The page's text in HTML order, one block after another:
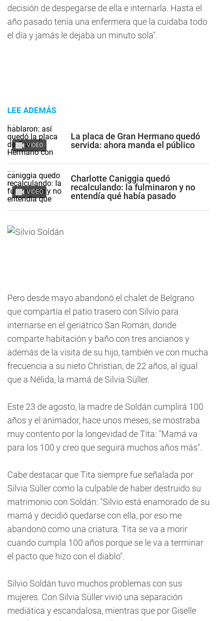
decisión de despegarse de ella e internarla. Hasta el
año pasado tenía una enfermera que la cuidaba todo
el día y jamás le dejaba un minuto sola".
LEE ADEMÁS
VIDEO
La placa de Gran Hermano quedó
servida: ahora manda el público
VIDEO
Charlotte Caniggia quedó
recalculando: la fulminaron y no
entendía qué había pasado
Pero desde mayo abandonó el chalet de Belgrano
que compartía el patio trasero con Silvio para
internarse en el geriátrico San Román, donde
comparte habitación y baño con tres ancianos y
además de la visita de su hijo, también ve con mucha
frecuencia a su nieto Christian, de 22 años, al igual
que a Nélida, la mamá de Silvia Süller.
Este 23 de agosto, la madre de Soldán cumplirá 100
años y el animador, hace unos meses, se mostraba
muy contento por la longevidad de Tita: "Mamá va
para los 100 y creo que seguirá muchos años más".
Cabe destacar que Tita siempre fue señalada por
Silvia Süller como la culpable de haber destruido su
matrimonio con Soldán: "Silvio está enamorado de su
mamá y decidió quedarse con ella, por eso me
abandonó como una criatura. Tita se va a morir
cuando cumpla 100 años porque se le va a terminar
el pacto que hizo con el diablo".
Silvio Soldán tuvo muchos problemas con sus
mujeres. Con Silvia Süller vivió una separación
mediática y escandalosa, mientras que por Giselle